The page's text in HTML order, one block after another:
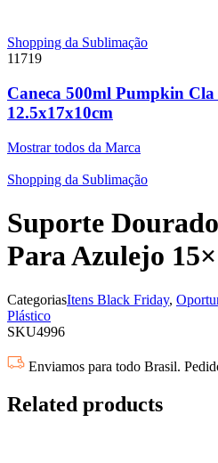
Shopping da Sublimação
11719
Caneca 500ml Pumpkin Cla
12.5x17x10cm
Mostrar todos da Marca
Shopping da Sublimação
Suporte
Para Azulejo
CategoriasItens Black Friday,
Plástico
SKU4996
Enviamos para todo Brasil.
Related products